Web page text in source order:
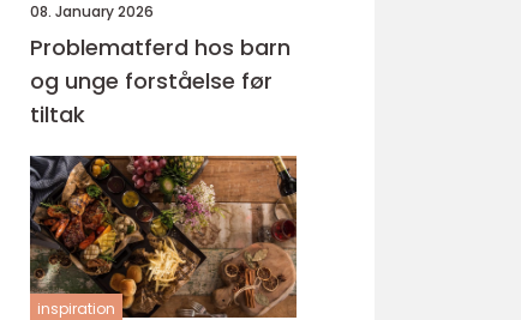
08. January 2026
Problematferd hos barn
og unge forståelse før
tiltak
inspiration